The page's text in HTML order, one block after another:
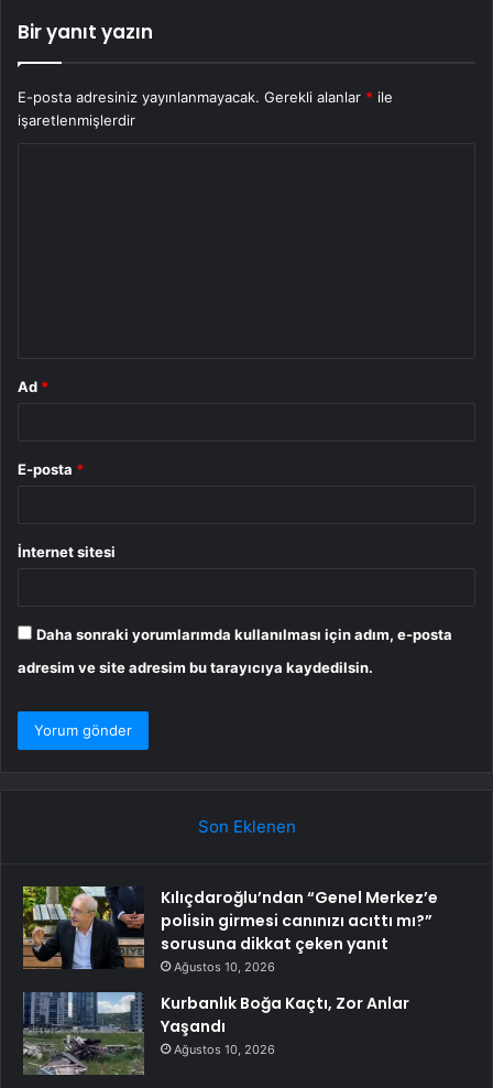
Bir yanıt yazın
E-posta adresiniz yayınlanmayacak. Gerekli alanlar * ile
işaretlenmişlerdir
Ad *
E-posta *
İnternet sitesi
Daha sonraki yorumlarımda kullanılması için adım, e-posta
adresim ve site adresim bu tarayıcıya kaydedilsin.
Son Eklenen
Kılıçdaroğlu’ndan “Genel Merkez’e
polisin girmesi canınızı acıttı mı?”
sorusuna dikkat çeken yanıt
Ağustos 10, 2026
Kurbanlık Boğa Kaçtı, Zor Anlar
Yaşandı
Ağustos 10, 2026